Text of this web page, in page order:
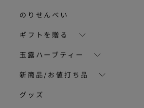
のりせんべい
ギフトを贈る
玉露ハーブティー
新商品/お値打ち品
グッズ